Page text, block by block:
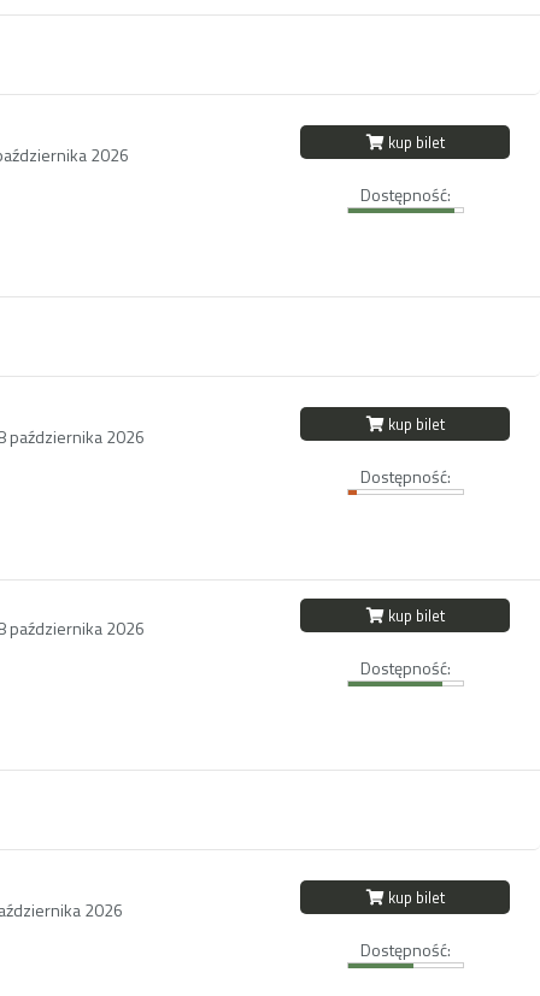
2026
kup bilet
Dostępność:
października 2026
kup bilet
Dostępność:
października 2026
kup bilet
Dostępność:
2026
kup bilet
Dostępność: